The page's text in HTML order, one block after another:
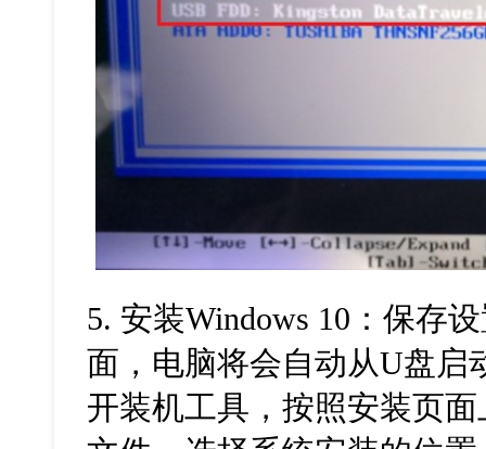
5. 安装Windows 10：保存
面，电脑将会自动从U盘启
开装机工具，按照安装页